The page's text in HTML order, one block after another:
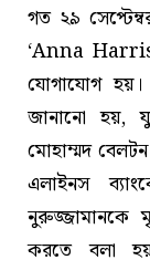
গত ২৯
‘Anna
যোগাযোগ
জানানো হয়,
মোহাম্মদ
এলাইনস
নুরুজ্জামানকে
করতে বলা হয়